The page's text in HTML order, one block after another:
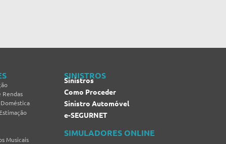
Rendas
Musicais
SINISTROS
Sinistros
Como Proceder
Sinistro Automóvel
e-SEGURNET
SIMULADORES ONLINE